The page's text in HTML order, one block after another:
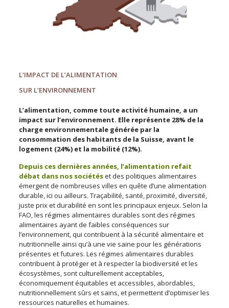
L’IMPACT DE L’ALIMENTATION
SUR L’ENVIRONNEMENT
L’alimentation, comme toute activité humaine, a un
impact sur l’environnement. Elle représente 28% de la
charge environnementale générée par la
consommation des habitants de la Suisse, avant le
logement (24%) et la mobilité (12%).
Depuis ces dernières années, l’alimentation refait
débat dans nos sociétéset des politiques alimentaires
émergent de nombreuses villes en quête d’une alimentation
durable, ici ou ailleurs. Traçabilité, santé, proximité, diversité,
juste prix et durabilité en sont les principaux enjeux. Selon la
FAO, les régimes alimentaires durables sont des régimes
alimentaires ayant de faibles conséquences sur
l’environnement, qui contribuent à la sécurité alimentaire et
nutritionnelle ainsi qu’à une vie saine pour les générations
présentes et futures. Les régimes alimentaires durables
contribuent à protéger et à respecter la biodiversité et les
écosystèmes, sont culturellement acceptables,
économiquement équitables et accessibles, abordables,
nutritionnellement sûrs et sains, et permettent d’optimiser les
ressources naturelles et humaines.